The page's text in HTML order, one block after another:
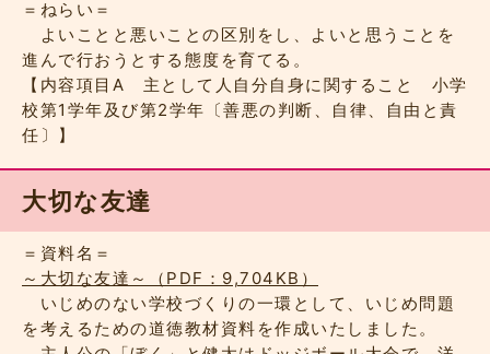
＝ねらい＝
よいことと悪いことの区別をし、よいと思うことを
進んで行おうとする態度を育てる。
【内容項目A 主として人自分自身に関すること 小学
校第1学年及び第2学年〔善悪の判断、自律、自由と責
任〕】
大切な友達
＝資料名＝
～大切な友達～（PDF：9,704KB）
いじめのない学校づくりの一環として、いじめ問題
を考えるための道徳教材資料を作成いたしました。